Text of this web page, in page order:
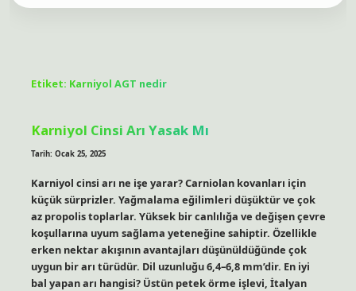
Etiket: Karniyol AGT nedir
Karniyol Cinsi Arı Yasak Mı
Tarih: Ocak 25, 2025
Karniyol cinsi arı ne işe yarar? Carniolan kovanları için
küçük sürprizler. Yağmalama eğilimleri düşüktür ve çok
az propolis toplarlar. Yüksek bir canlılığa ve değişen çevre
koşullarına uyum sağlama yeteneğine sahiptir. Özellikle
erken nektar akışının avantajları düşünüldüğünde çok
uygun bir arı türüdür. Dil uzunluğu 6,4–6,8 mm’dir. En iyi
bal yapan arı hangisi? Üstün petek örme işlevi, İtalyan